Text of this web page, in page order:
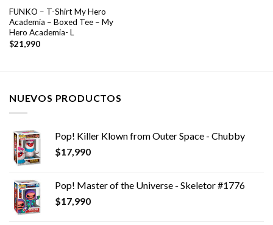
FUNKO – T-Shirt My Hero
Academia – Boxed Tee – My
Hero Academia- L
$21,990
NUEVOS PRODUCTOS
Pop! Killer Klown from Outer Space - Chubby
$17,990
Pop! Master of the Universe - Skeletor #1776
$17,990